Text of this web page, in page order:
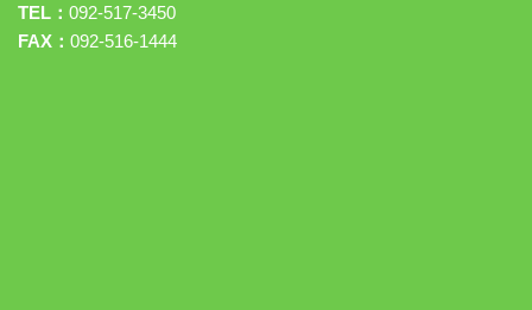
TEL： 092-517-3450
FAX： 092-516-1444